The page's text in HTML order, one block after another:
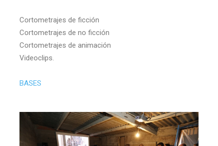
Cortometrajes de ficción
Cortometrajes de no ficción
Cortometrajes de animación
Videoclips.
BASES